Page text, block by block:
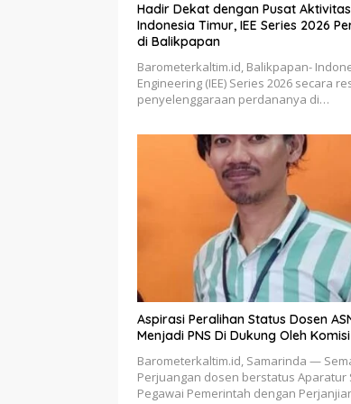
Hadir Dekat dengan Pusat
Indonesia Timur, IEE Series 2026 Perdana Digelar
di Balikpapan
Barometerkaltim.id, Balikpapan-
Engineering (IEE) Series 2026 secara
penyelenggaraan perdananya di…
Aspirasi Peralihan Status Dosen
Menjadi PNS Di Dukung Oleh Komisi
Barometerkaltim.id, Samarinda —
Perjuangan dosen berstatus Aparatur
Pegawai Pemerintah dengan